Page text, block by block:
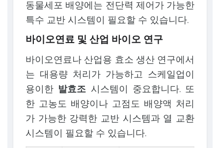
동물세포 배양에는 전단력 제어가 가능한
특수 교반 시스템이 필요할 수 있습니다.
바이오연료 및 산업 바이오 연구
바이오연료나 산업용 효소 생산 연구에서
는 대용량 처리가 가능하고 스케일업이
용이한 발효조 시스템이 중요합니다. 또
한 고농도 배양이나 고점도 배양액 처리
가 가능한 강력한 교반 시스템과 열 교환
시스템이 필요할 수 있습니다.